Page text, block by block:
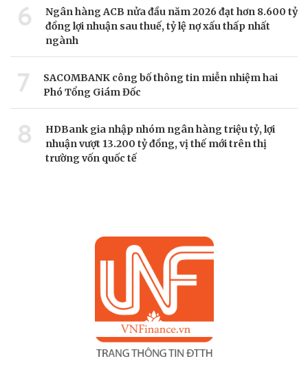
6
Ngân hàng ACB nửa đầu năm 2026 đạt hơn 8.600 tỷ
đồng lợi nhuận sau thuế, tỷ lệ nợ xấu thấp nhất
ngành
7
SACOMBANK công bố thông tin miễn nhiệm hai
Phó Tổng Giám Đốc
8
HDBank gia nhập nhóm ngân hàng triệu tỷ, lợi
nhuận vượt 13.200 tỷ đồng, vị thế mới trên thị
trường vốn quốc tế